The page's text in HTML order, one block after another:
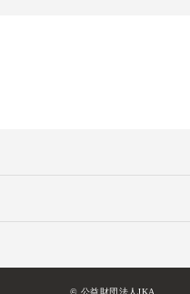
© 公益財団法人JKA